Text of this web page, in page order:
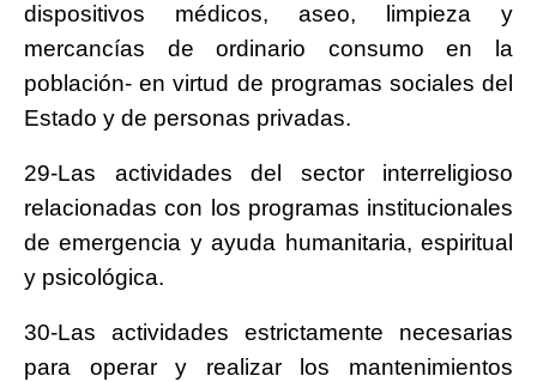
dispositivos médicos, aseo, limpieza y
mercancías de ordinario consumo en la
población- en virtud de programas sociales del
Estado y de personas privadas.
29-Las actividades del sector interreligioso
relacionadas con los programas institucionales
de emergencia y ayuda humanitaria, espiritual
y psicológica.
30-Las actividades estrictamente necesarias
para operar y realizar los mantenimientos